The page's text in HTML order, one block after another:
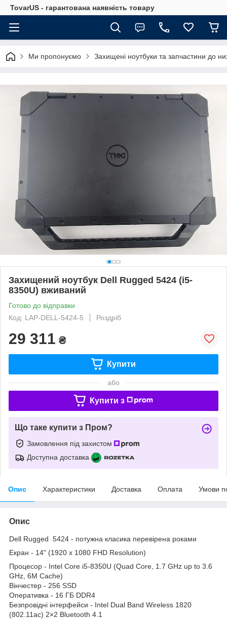
TovarUS - гарантована наявність товару
Ми пропонуємо Захищені ноутбуки та запчастини до
Захищений ноутбук Dell Rugged 5424 (i5-
8350U) вживаний
Готово до відправки
Код: LAP-DELL-5424-5
Роздріб
29 311 ₴
Купити
або
Купити з
Що таке купити з Пром?
Замовлення під захистом
Доступна доставка
Опис Характеристики Доставка Оплата Умови
Опис
Dell Rugged 5424 - потужна класика перевірена роками
Екран - 14" (1920 x 1080 FHD Resolution)
Процесор - Intel Core i5-8350U (Quad Core, 1.7 GHz up to 3.6
GHz, 6M Cache)
Вінчестер - 256 SSD
Оперативка - 16 ГБ DDR4
Безпровідні інтерфейси - Intel Dual Band Wireless 1820
(802.11ac) 2×2 Bluetooth 4.1